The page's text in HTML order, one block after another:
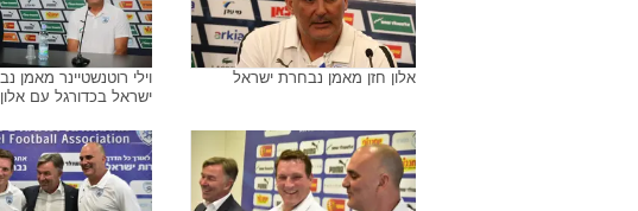
אלון חזן מאמן נבחרת ישראל
וילי רוטנשטיינר מאמן
ישראל בכדורגל עם אלון